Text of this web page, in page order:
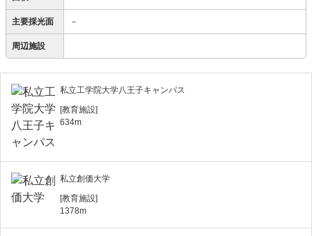
主要採光面 －
周辺施設
私立工学院大学八王子キャンパス
[教育施設]
634m
私立創価大学
[教育施設]
1378m